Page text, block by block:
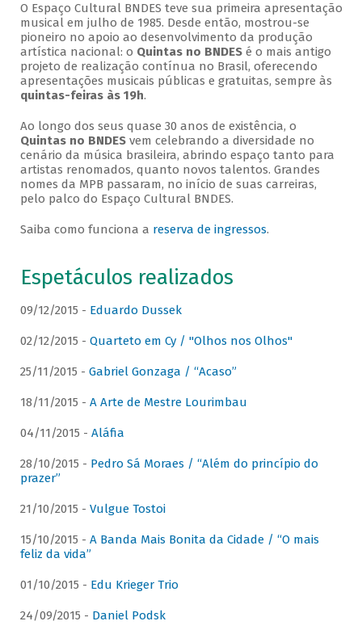
O Espaço Cultural BNDES teve sua primeira apresentação
musical em julho de 1985. Desde então, mostrou-se
pioneiro no apoio ao desenvolvimento da produção
artística nacional: o Quintas no BNDESé o mais antigo
projeto de realização contínua no Brasil, oferecendo
apresentações musicais públicas e gratuitas, sempre às
quintas-feiras às 19h.
Ao longo dos seus quase 30 anos de existência, o
Quintas no BNDESvem celebrando a diversidade no
cenário da música brasileira, abrindo espaço tanto para
artistas renomados, quanto novos talentos. Grandes
nomes da MPB passaram, no início de suas carreiras,
pelo palco do Espaço Cultural BNDES.
Saiba como funciona a reserva de ingressos.
Espetáculos realizados
09/12/2015 - Eduardo Dussek
02/12/2015 - Quarteto em Cy / "Olhos nos Olhos"
25/11/2015 - Gabriel Gonzaga / “Acaso”
18/11/2015 - A Arte de Mestre Lourimbau
04/11/2015 - Aláfia
28/10/2015 - Pedro Sá Moraes / “Além do princípio do
prazer”
21/10/2015 - Vulgue Tostoi
15/10/2015 - A Banda Mais Bonita da Cidade / “O mais
feliz da vida”
01/10/2015 - Edu Krieger Trio
24/09/2015 - Daniel Podsk